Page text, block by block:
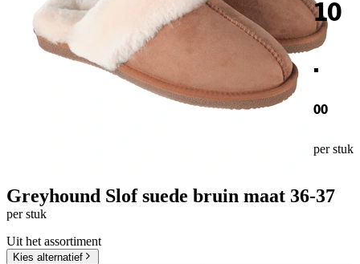
10
.
00
per stuk
Greyhound Slof suede bruin maat 36-37
per stuk
Uit het assortiment
Kies alternatief